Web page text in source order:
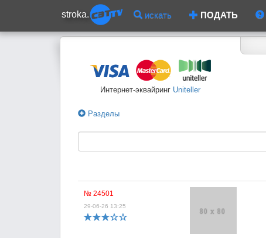
stroka. искать ПОДАТЬ
Интернет-эквайринг Uniteller
Разделы
№ 24501
29-06-26 13:25